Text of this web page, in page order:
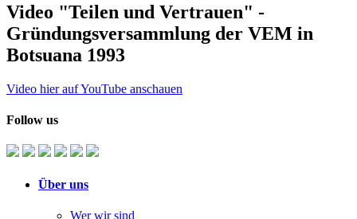
Video "Teilen und Vertrauen" -
Gründungsversammlung der VEM in
Botsuana 1993
Video hier auf YouTube anschauen
Follow us
Über uns
Wer wir sind